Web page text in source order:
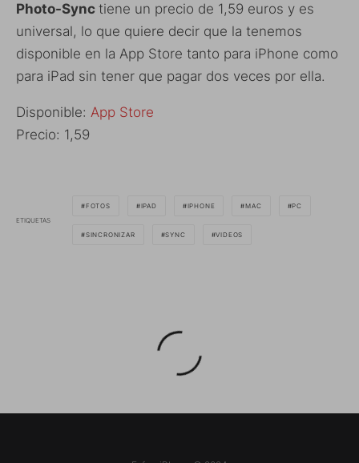
Photo-Sync tiene un precio de 1,59 euros y es
universal, lo que quiere decir que la tenemos
disponible en la App Store tanto para iPhone como
para iPad sin tener que pagar dos veces por ella.
Disponible: App Store
Precio: 1,59
ETIQUETAS
FOTOS IPAD IPHONE MAC PC
SINCRONIZAR SYNC VIDEOS